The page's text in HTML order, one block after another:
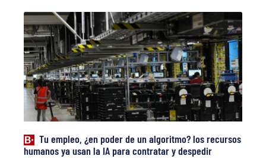
Tu empleo, ¿en poder de un algoritmo? los recursos
humanos ya usan la IA para contratar y despedir